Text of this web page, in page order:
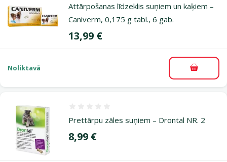
Attārpošanas līdzeklis suņiem un kaķiem –
Caniverm, 0,175 g tabl., 6 gab.
Cena
13,99 €
Noliktavā
Prettārpu zāles suņiem – Drontal NR. 2
Cena
8,99 €